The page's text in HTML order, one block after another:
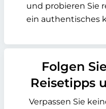
und probieren Sie
ein authentisches
Folgen
Reisetipps
Verpassen Sie